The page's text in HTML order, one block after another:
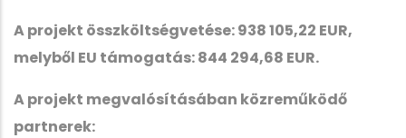
A projekt összköltségvetése: 938 105,22 EUR,
melyből EU támogatás: 844 294,68 EUR.
A projekt megvalósításában közreműködő
partnerek: